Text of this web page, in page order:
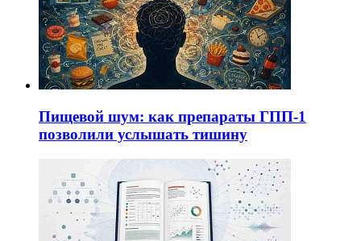
Пищевой шум: как препараты ГПП-1
позволили услышать тишину